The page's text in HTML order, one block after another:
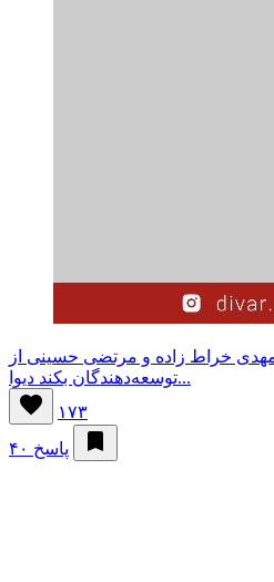
خراط زاده و مرتضی حسینی از
توسعه‌دهندگان بکند دیوا...
۱۷۳
۴۰ پاسخ